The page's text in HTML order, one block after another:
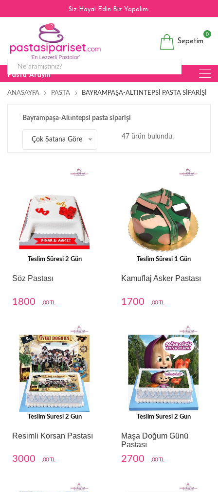
Siz Hayal Edin Biz Yapalım.
Sepetim
0
Pasta Arayın
ANASAYFA PASTA BAYRAMPAŞA-ALTINTEPSI PASTA SIPARIŞI
Bayrampaşa-Altıntepsi pasta siparişi
Çok Satana Göre 47 ürün bulundu.
Teslim Süresi 2 Gün
Söz Pastası
1800 ,00 TL
Teslim Süresi 1 Gün
Kamuflaj Asker Pastası
1700 ,00 TL
Teslim Süresi 2 Gün
Resimli Korsan Pastası
3000 ,00 TL
Teslim Süresi 2 Gün
Maşa Doğum Günü
Pastası
2700 ,00 TL